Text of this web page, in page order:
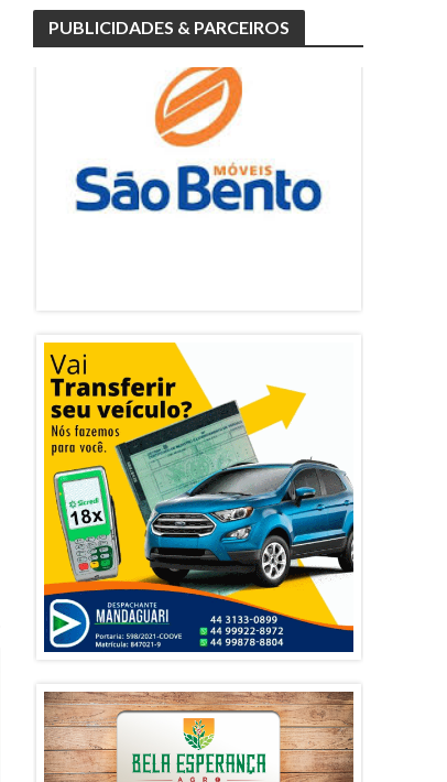
PUBLICIDADES & PARCEIROS